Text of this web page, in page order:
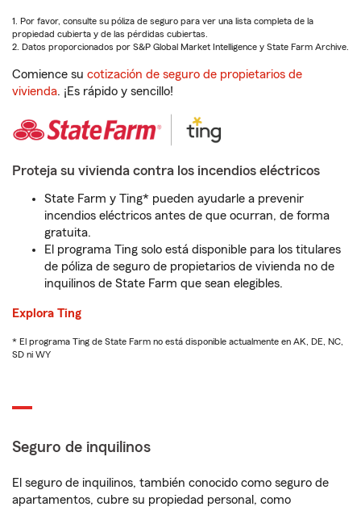
1. Por favor, consulte su póliza de seguro para ver una lista completa de la
propiedad cubierta y de las pérdidas cubiertas.
2. Datos proporcionados por S&P Global Market Intelligence y State Farm Archive.
Comience su cotización de seguro de propietarios de
vivienda. ¡Es rápido y sencillo!
Proteja su vivienda contra los incendios eléctricos
State Farm y Ting* pueden ayudarle a prevenir
incendios eléctricos antes de que ocurran, de forma
gratuita.
El programa Ting solo está disponible para los titulares
de póliza de seguro de propietarios de vivienda no de
inquilinos de State Farm que sean elegibles.
Explora Ting
* El programa Ting de State Farm no está disponible actualmente en AK, DE, NC,
SD ni WY
Seguro de inquilinos
El seguro de inquilinos, también conocido como seguro de
apartamentos, cubre su propiedad personal, como